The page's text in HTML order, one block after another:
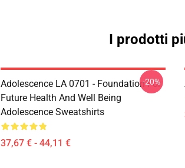
I prodotti
Adolescence LA 0701 - Foundation For
Future Health And Well Being
Adolescence Sweatshirts
37,67 € - 44,11 €
-20%